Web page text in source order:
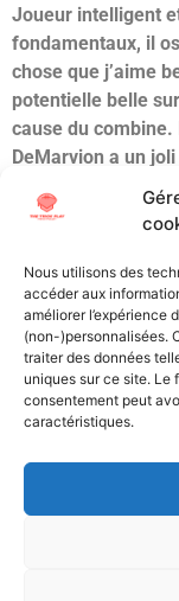
Nous utilisons des
accéder aux
améliorer l’expérience
(non-)personnalisées.
traiter des données
uniques sur ce site. Le
consentement peut
caractéristiques.
Joueur intelligent
fondamentaux, il
chose que j’aime
potentielle belle
cause du combine.
DeMarvion a un
le place au 3eme
pas étonné si une
Étiqueté
All
Tous les textes
quelque manière